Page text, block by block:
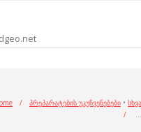
/ პრეპარატების უკუჩვენებები • სხვა
/
…